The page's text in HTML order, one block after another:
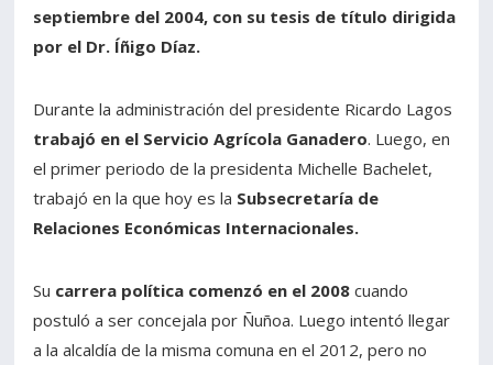
septiembre del 2004, con su tesis de título dirigida
por el Dr. Íñigo Díaz.
Durante la administración del presidente Ricardo Lagos
trabajó en el Servicio Agrícola Ganadero. Luego, en
el primer periodo de la presidenta Michelle Bachelet,
trabajó en la que hoy es la Subsecretaría de
Relaciones Económicas Internacionales.
Su carrera política comenzó en el 2008cuando
postuló a ser concejala por Ñuñoa. Luego intentó llegar
a la alcaldía de la misma comuna en el 2012, pero no